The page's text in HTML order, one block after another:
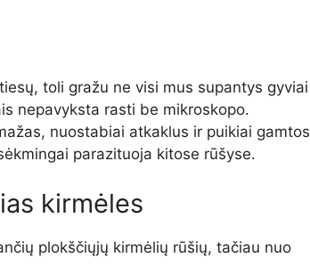
toli gražu ne visi mus supantys gyviai
nepavyksta rasti be mikroskopo.
nuostabiai atkaklus ir puikiai gamtos
parazituoja kitose rūšyse.
kirmėles
plokščiųjų kirmėlių rūšių, tačiau nuo